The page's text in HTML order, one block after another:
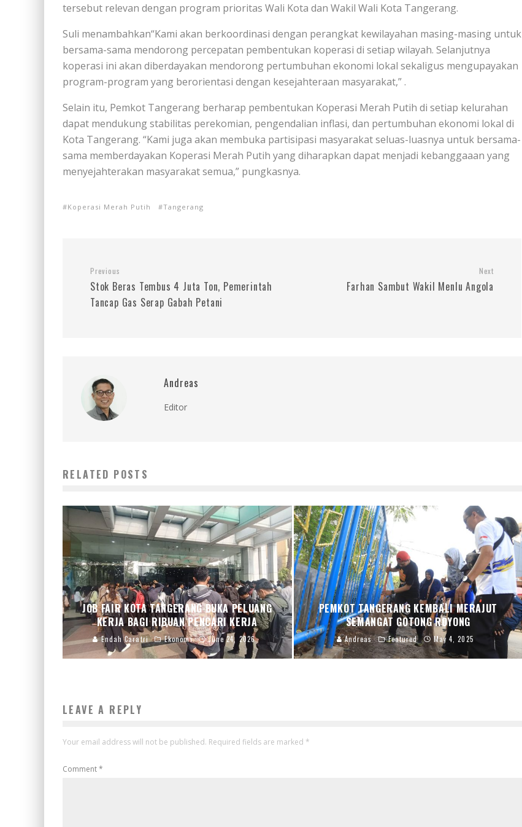
tersebut relevan dengan program prioritas Wali Kota dan Wakil Wali Kota Tangerang.
Suli menambahkan“Kami akan berkoordinasi dengan perangkat kewilayahan masing-masing untuk
bersama-sama mendorong percepatan pembentukan koperasi di setiap wilayah. Selanjutnya
koperasi ini akan diberdayakan mendorong pertumbuhan ekonomi lokal sekaligus mengupayakan
program-program yang berorientasi dengan kesejahteraan masyarakat,” .
Selain itu, Pemkot Tangerang berharap pembentukan Koperasi Merah Putih di setiap kelurahan
dapat mendukung stabilitas perekomian, pengendalian inflasi, dan pertumbuhan ekonomi lokal di
Kota Tangerang. “Kami juga akan membuka partisipasi masyarakat seluas-luasnya untuk bersama-
sama memberdayakan Koperasi Merah Putih yang diharapkan dapat menjadi kebanggaaan yang
menyejahterakan masyarakat semua,” pungkasnya.
Koperasi Merah Putih Tangerang
Previous
Stok Beras Tembus 4 Juta Ton, Pemerintah
Tancap Gas Serap Gabah Petani
Next
Farhan Sambut Wakil Menlu Angola
Andreas
Editor
RELATED POSTS
JOB FAIR KOTA TANGERANG BUKA PELUANG
KERJA BAGI RIBUAN PENCARI KERJA
Endah Caratri Ekonomi June 24, 2026
PEMKOT TANGERANG KEMBALI MERAJUT
SEMANGAT GOTONG ROYONG
Andreas Featured May 4, 2025
LEAVE A REPLY
Your email address will not be published. Required fields are marked *
Comment*